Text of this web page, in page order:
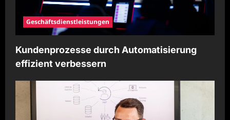
Geschäftsdienstleistungen
Kundenprozesse durch Automatisierung
effizient verbessern